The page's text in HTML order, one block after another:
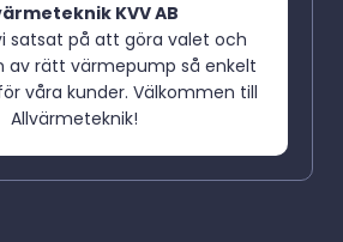
KVV AB
satsat på att göra valet och
av rätt värmepump så enkelt
våra kunder. Välkommen till
Allvärmeteknik!